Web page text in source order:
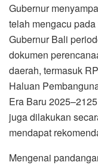
Gubernur
telah mengacu
Gubernur Bali
dokumen
daerah, termasuk
Haluan
Era Baru
juga dilakukan
mendapat
Mengenai